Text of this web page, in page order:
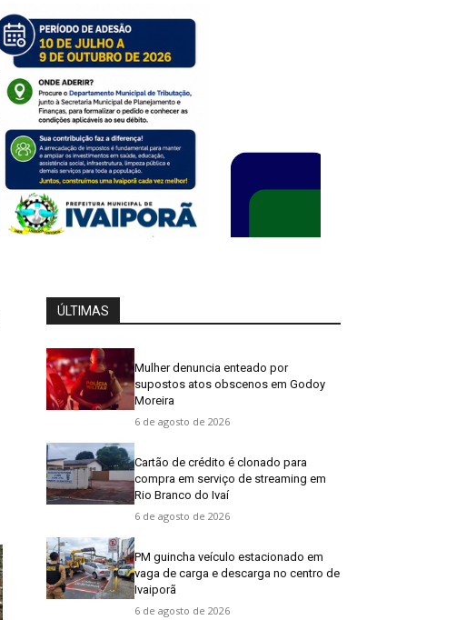
ÚLTIMAS
Mulher denuncia enteado por
supostos atos obscenos em Godoy
Moreira
6 de agosto de 2026
Cartão de crédito é clonado para
compra em serviço de streaming em
Rio Branco do Ivaí
6 de agosto de 2026
PM guincha veículo estacionado em
vaga de carga e descarga no centro de
Ivaiporã
6 de agosto de 2026